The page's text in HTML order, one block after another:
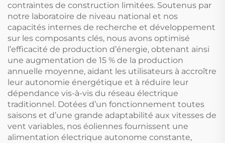
contraintes de construction limitées. Soutenus par
notre laboratoire de niveau national et nos
capacités internes de recherche et développement
sur les composants clés, nous avons optimisé
l’efficacité de production d’énergie, obtenant ainsi
une augmentation de 15 % de la production
annuelle moyenne, aidant les utilisateurs à accroître
leur autonomie énergétique et à réduire leur
dépendance vis-à-vis du réseau électrique
traditionnel. Dotées d’un fonctionnement toutes
saisons et d’une grande adaptabilité aux vitesses de
vent variables, nos éoliennes fournissent une
alimentation électrique autonome constante,